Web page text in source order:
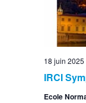
IRCI
18 juin 2025
Ecole